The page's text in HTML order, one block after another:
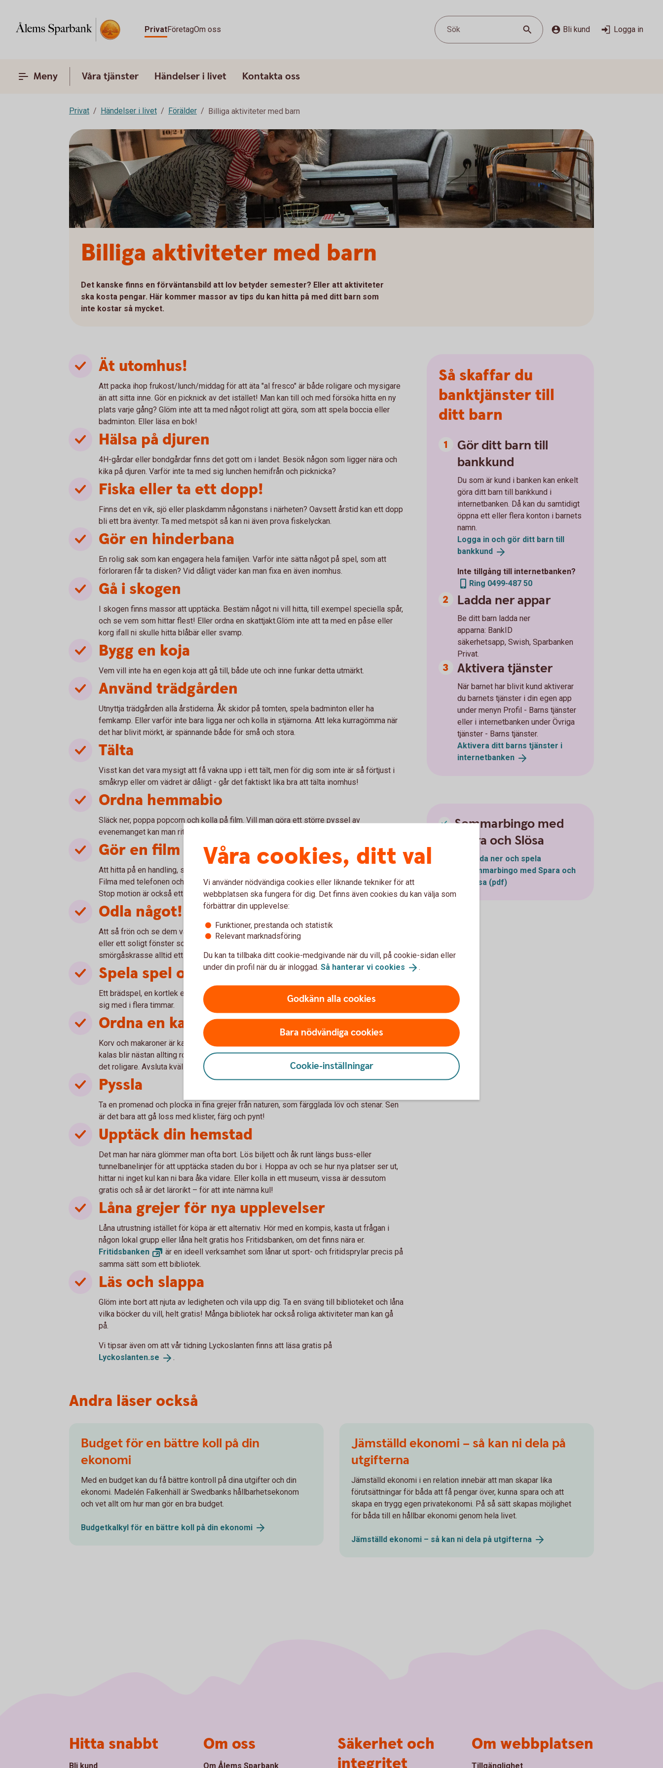
PrivatFöretagOm oss Sök Bli kund Logga in
Meny Våra tjänster Händelser i livet Kontakta oss
Privat Händelser i livet Förälder Billiga aktiviteter med barn
Billiga aktiviteter med barn
Det kanske finns en förväntansbild att lov betyder semester? Eller att aktiviteter
ska kosta pengar. Här kommer massor av tips du kan hitta på med ditt barn som
inte kostar så mycket.
Ät utomhus!
Att packa ihop frukost/lunch/middag för att äta "al fresco" är både roligare och mysigare
än att sitta inne. Gör en picknick av det istället! Man kan till och med försöka hitta en ny
plats varje gång? Glöm inte att ta med något roligt att göra, som att spela boccia eller
badminton. Eller läsa en bok!
Hälsa på djuren
4H-gårdar eller bondgårdar finns det gott om i landet. Besök någon som ligger nära och
kika på djuren. Varför inte ta med sig lunchen hemifrån och picknicka?
Fiska eller ta ett dopp!
Finns det en vik, sjö eller plaskdamm någonstans i närheten? Oavsett årstid kan ett dopp
bli ett bra äventyr. Ta med metspöt så kan ni även prova fiskelyckan.
Gör en hinderbana
En rolig sak som kan engagera hela familjen. Varför inte sätta något på spel, som att
förloraren får ta disken? Vid dåligt väder kan man fixa en även inomhus.
Gå i skogen
I skogen finns massor att upptäcka. Bestäm något ni vill hitta, till exempel speciella spår,
och se vem som hittar flest! Eller ordna en skattjakt.Glöm inte att ta med en påse eller
korg ifall ni skulle hitta blåbär eller svamp.
Bygg en koja
Vem vill inte ha en egen koja att gå till, både ute och inne funkar detta utmärkt.
Använd trädgården
Utnyttja trädgården alla årstiderna. Åk skidor på tomten, spela badminton eller ha
femkamp. Eller varför inte bara ligga ner och kolla in stjärnorna. Att leka kurragömma när
det har blivit mörkt, är spännande både för små och stora.
Tälta
Visst kan det vara mysigt att få vakna upp i ett tält, men för dig som inte är så förtjust i
småkryp eller om vädret är dåligt - går det faktiskt lika bra att tälta inomhus!
Ordna hemmabio
Släck ner, poppa popcorn och kolla på film. Vill man göra ett större pyssel av
evenemanget kan man rita egna biobiljetter och vika strutar.
Gör en film
Att hitta på en handling, sätta rätt figurer eller dockor i rollerna och sedan göra en film.
Filma med telefonen och redigera i en app (det finns många som går att ladda ner gratis).
Stop motion är också ett kul och enkelt sätt att berätta en historia.
Odla något!
Att så frön och se dem växa är kul för både liten och stor. Har ni en liten trädgård, balkong
eller ett soligt fönster som passar till odling? Och vill ni ha mer snabba ryck är
smörgåskrasse alltid ett säkert kort.
Spela spel och pussla
Ett brädspel, en kortlek eller ett pussel är något nästan alla oavsett ålder kan sysselsätta
sig med i flera timmar.
Ordna en kalasmiddag
Korv och makaroner är kanske inte så festligt, men om man dukar upp köket som för ett
kalas blir nästan allting roligare. Eller varför inte laga en middag ihop. Tillsammans blir
det roligare. Avsluta kvällsmiddagen med dans till en gemensam spellista.
Pyssla
Ta en promenad och plocka in fina grejer från naturen, som färgglada löv och stenar. Sen
är det bara att gå loss med klister, färg och pynt!
Upptäck din hemstad
Det man har nära glömmer man ofta bort. Lös biljett och åk runt längs buss-eller
tunnelbanelinjer för att upptäcka staden du bor i. Hoppa av och se hur nya platser ser ut,
hittar ni inget kul kan ni bara åka vidare. Eller kolla in ett museum, vissa är dessutom
gratis och så är det lärorikt – för att inte nämna kul!
Låna grejer för nya upplevelser
Låna utrustning istället för köpa är ett alternativ. Hör med en kompis, kasta ut frågan i
någon lokal grupp eller låna helt gratis hos Fritidsbanken, om det finns nära er.
Fritidsbanken
är en ideell verksamhet som lånar ut sport- och fritidsprylar precis på
samma sätt som ett bibliotek.
Läs och slappa
Glöm inte bort att njuta av ledigheten och vila upp dig. Ta en sväng till biblioteket och låna
vilka böcker du vill, helt gratis! Många bibliotek har också roliga aktiviteter man kan gå
på.
Vi tipsar även om att vår tidning Lyckoslanten finns att läsa gratis på
Lyckoslanten.se .
Så skaffar du
banktjänster till
ditt barn
Gör ditt barn till
bankkund
Du som är kund i banken kan enkelt
göra ditt barn till bankkund i
internetbanken. Då kan du samtidigt
öppna ett eller flera konton i barnets
namn.
Logga in och gör ditt barn till
bankkund
Inte tillgång till internetbanken?
Ring 0499-487 50
Ladda ner appar
Be ditt barn ladda ner
apparna: BankID
säkerhetsapp, Swish, Sparbanken
Privat.
Aktivera tjänster
När barnet har blivit kund aktiverar
du barnets tjänster i din egen app
under menyn Profil - Barns tjänster
eller i internetbanken under Övriga
tjänster - Barns tjänster.
Aktivera ditt barns tjänster i
internetbanken
Sommarbingo med
Spara och Slösa
Ladda ner och spela
sommarbingo med Spara och
Slösa (pdf)
Andra läser också
Budget för en bättre koll på din
ekonomi
Med en budget kan du få bättre kontroll på dina utgifter och din
ekonomi. Madelén Falkenhäll är Swedbanks hållbarhetsekonom
och vet allt om hur man gör en bra budget.
Budgetkalkyl för en bättre koll på din ekonomi
Jämställd ekonomi – så kan ni dela på
utgifterna
Jämställd ekonomi i en relation innebär att man skapar lika
förutsättningar för båda att få pengar över, kunna spara och att
skapa en trygg egen privatekonomi. På så sätt skapas möjlighet
för båda till en hållbar ekonomi genom hela livet.
Jämställd ekonomi – så kan ni dela på utgifterna
Våra cookies, ditt val
Vi använder nödvändiga cookies eller liknande tekniker för att
webbplatsen ska fungera för dig. Det finns även cookies du kan välja som
förbättrar din upplevelse:
Funktioner, prestanda och statistik
Relevant marknadsföring
Du kan ta tillbaka ditt cookie-medgivande när du vill, på cookie-sidan eller
under din profil när du är inloggad. Så hanterar vi cookies .
Godkänn alla cookies
Bara nödvändiga cookies
Cookie-inställningar
Hitta snabbt
Bli kund
Om oss
Om Ålems Sparbank
Säkerhet och
integritet
Om webbplatsen
Tillgänglighet